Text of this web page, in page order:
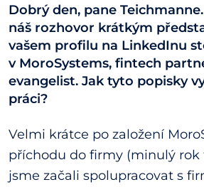
Dobrý den, pane
náš rozhovor krátkým
vašem profilu na LinkedInu
v MoroSystems, fintech
evangelist. Jak tyto popisky
práci?
Velmi krátce po založení
příchodu do firmy (minulý rok
jsme začali spolupracovat s